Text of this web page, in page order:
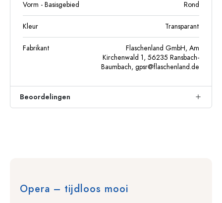
Vorm - Basisgebied Rond
Kleur Transparant
Fabrikant
Flaschenland GmbH, Am
Kirchenwald 1, 56235 Ransbach-
Baumbach, gpsr@flaschenland.de
Beoordelingen
Opera – tijdloos mooi